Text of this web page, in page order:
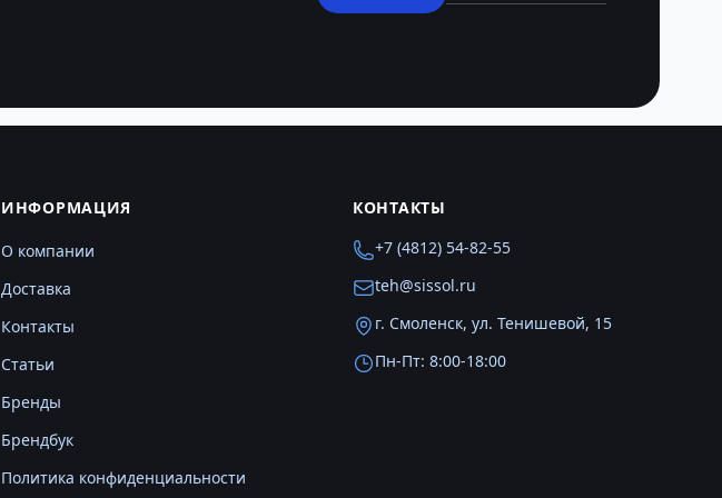
ИНФОРМАЦИЯ
О компании
Доставка
Контакты
Статьи
Бренды
Брендбук
Политика конфиденциальности
КОНТАКТЫ
+7 (4812) 54-82-55
teh@sissol.ru
г. Смоленск, ул. Тенишевой, 15
Пн-Пт: 8:00-18:00